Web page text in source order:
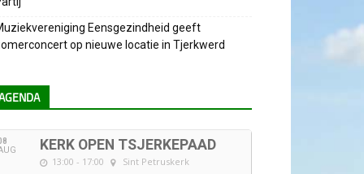
Eensgezindheid geeft
op nieuwe locatie in Tjerkwerd
KERK OPEN TSJERKEPAAD
13:00 - 17:00 Sint Petruskerk